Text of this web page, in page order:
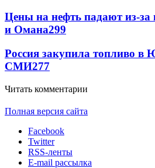
Цены на нефть падают из-за
и Омана299
Россия закупила топливо в
СМИ277
Читать комментарии
Полная версия сайта
Facebook
Twitter
RSS-ленты
E-mail рассылка